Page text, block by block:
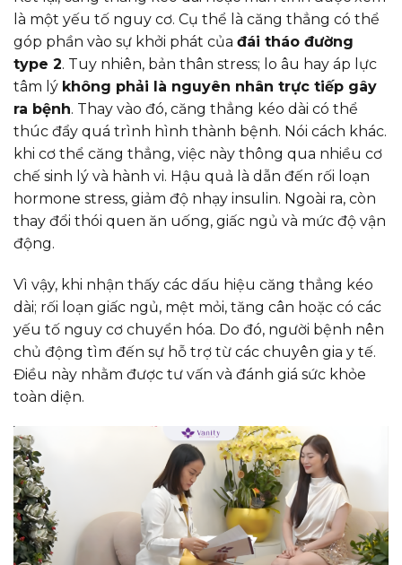
là một yếu tố nguy cơ. Cụ thể là căng thẳng có thể
góp phần vào sự khởi phát của đái tháo đường
type 2. Tuy nhiên, bản thân stress; lo âu hay áp lực
tâm lý không phải là nguyên nhân trực tiếp gây
ra bệnh. Thay vào đó, căng thẳng kéo dài có thể
thúc đẩy quá trình hình thành bệnh. Nói cách khác.
khi cơ thể căng thẳng, việc này thông qua nhiều cơ
chế sinh lý và hành vi. Hậu quả là dẫn đến rối loạn
hormone stress, giảm độ nhạy insulin. Ngoài ra, còn
thay đổi thói quen ăn uống, giấc ngủ và mức độ vận
động.
Vì vậy, khi nhận thấy các dấu hiệu căng thẳng kéo
dài; rối loạn giấc ngủ, mệt mỏi, tăng cân hoặc có các
yếu tố nguy cơ chuyển hóa. Do đó, người bệnh nên
chủ động tìm đến sự hỗ trợ từ các chuyên gia y tế.
Điều này nhằm được tư vấn và đánh giá sức khỏe
toàn diện.